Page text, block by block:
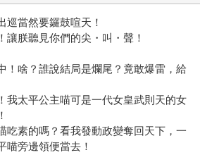
巡當然要鑼鼓喧天！
讓朕聽見你們的尖・叫・聲！
！啥？誰說結局是爛尾？竟敢爆雷，給
我太平公主喵可是一代女皇武則天的女
素的嗎？看我發動政變奪回天下，一
喵旁邊領便當去！